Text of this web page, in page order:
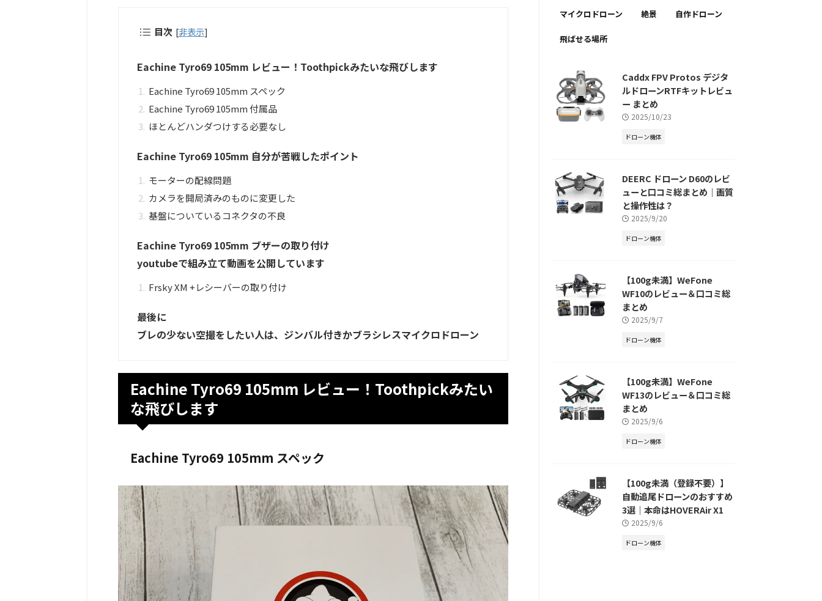
目次 [非表示]
Eachine Tyro69 105mm レビュー！Toothpickみたいな飛びします
Eachine Tyro69 105mm スペック
Eachine Tyro69 105mm 付属品
ほとんどハンダつけする必要なし
Eachine Tyro69 105mm 自分が苦戦したポイント
モーターの配線問題
カメラを開局済みのものに変更した
基盤についているコネクタの不良
Eachine Tyro69 105mm ブザーの取り付け
youtubeで組み立て動画を公開しています
Frsky XM +レシーバーの取り付け
最後に
ブレの少ない空撮をしたい人は、ジンバル付きかブラシレスマイクロドローン
Eachine Tyro69 105mm レビュー！Toothpickみたい
な飛びします
Eachine Tyro69 105mm スペック
マイクロドローン 絶景 自作ドローン
飛ばせる場所
Caddx FPV Protos デジタ
ルドローンRTFキットレビュ
ー まとめ
2025/10/23
ドローン機体
DEERC ドローン D60のレビ
ューと口コミ総まとめ｜画質
と操作性は？
2025/9/20
ドローン機体
【100g未満】WeFone
WF10のレビュー＆口コミ総
まとめ
2025/9/7
ドローン機体
【100g未満】WeFone
WF13のレビュー＆口コミ総
まとめ
2025/9/6
ドローン機体
【100g未満（登録不要）】
自動追尾ドローンのおすすめ
3選｜本命はHOVERAir X1
2025/9/6
ドローン機体